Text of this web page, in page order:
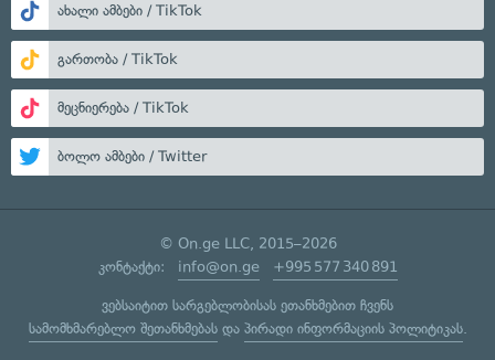
ახალი ამბები / TikTok
გართობა / TikTok
მეცნიერება / TikTok
ბოლო ამბები / Twitter
© On.ge LLC, 2015–2026
კონტაქტი: info@on.ge +995 577 340 891
ვებსაიტით სარგებლობისას ეთანხმებით ჩვენს
სამომხმარებლო შეთანხმებასდა პირადი ინფორმაციის პოლიტიკას.